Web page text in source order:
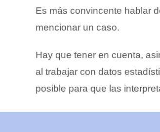
Es más convincente hablar
mencionar un caso.
Hay que tener en cuenta,
al trabajar con datos
posible para que las